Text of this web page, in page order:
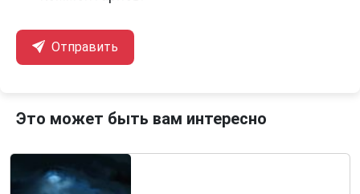
Отправить
Это может быть вам интересно